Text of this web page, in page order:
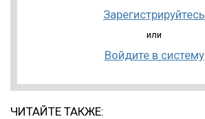
Зарегистрируйтесь
или
Войдите в систему
ЧИТАЙТЕ ТАКЖЕ: